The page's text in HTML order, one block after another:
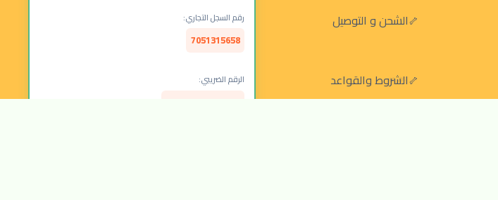
الشحن و التوصيل
الشروط والقواعد
رقم السجل التجاري:
7051315658
الرقم الضريبي: